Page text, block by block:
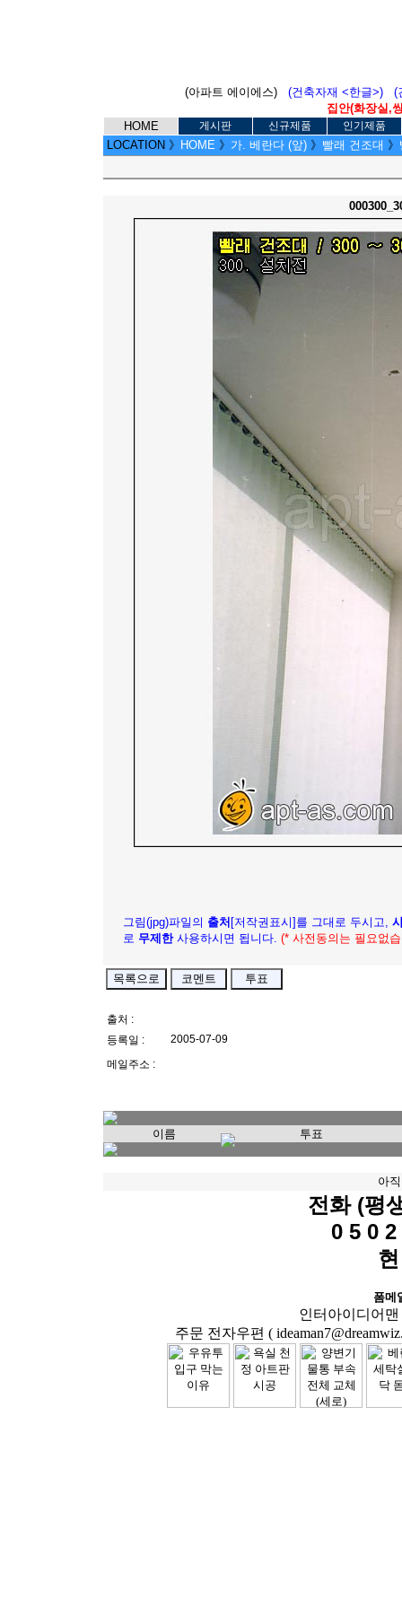
(아파트 에이에스) (건축자재 <한글>)
(
집안(화장실,
HOME
게시판 신규제품 인기제품
LOCATION 》 HOME 》 가. 베란다 (앞) 》 빨래 건조대 》
그림(jpg)파일의 출처 [저작권표시]를 그대로 두시고,
로 무제한사용하시면 됩니다. (* 사전동의는 필요없
출처 :
등록일 :
2005-07-09
메일주소 :
이름 투표
아
전화 (평
0 5 0
폼메
인터아이디어맨
주문 전자우편 (